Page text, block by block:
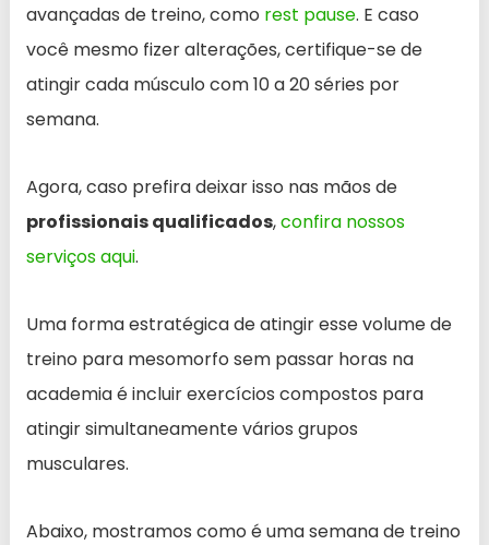
avançadas de treino, como rest pause. E caso
você mesmo fizer alterações, certifique-se de
atingir cada músculo com 10 a 20 séries por
semana.
Agora, caso prefira deixar isso nas mãos de
profissionais qualificados,confira nossos
serviços aqui.
Uma forma estratégica de atingir esse volume de
treino para mesomorfo sem passar horas na
academia é incluir exercícios compostos para
atingir simultaneamente vários grupos
musculares.
Abaixo, mostramos como é uma semana de treino